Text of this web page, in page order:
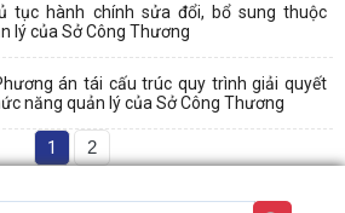
tục hành chính sửa đổi, bổ sung thuộc
lý của Sở Công Thương
án tái cấu trúc quy trình giải quyết
năng quản lý của Sở Công Thương
1 2